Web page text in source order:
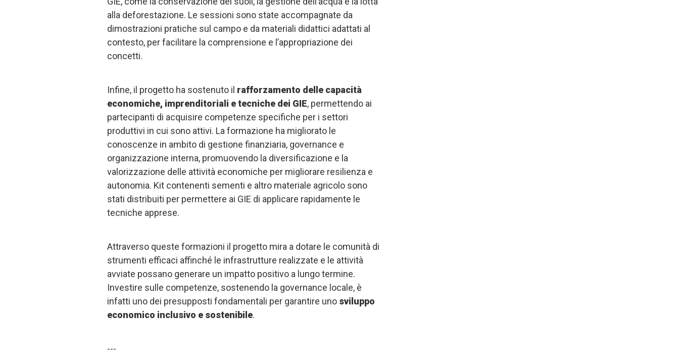
alla deforestazione. Le sessioni sono state accompagnate da
dimostrazioni pratiche sul campo e da materiali didattici adattati al
contesto, per facilitare la comprensione e l’appropriazione dei
concetti.
Infine, il progetto ha sostenuto il rafforzamento delle capacità
economiche, imprenditoriali e tecniche dei GIE, permettendo ai
partecipanti di acquisire competenze specifiche per i settori
produttivi in cui sono attivi. La formazione ha migliorato le
conoscenze in ambito di gestione finanziaria, governance e
organizzazione interna, promuovendo la diversificazione e la
valorizzazione delle attività economiche per migliorare resilienza e
autonomia. Kit contenenti sementi e altro materiale agricolo sono
stati distribuiti per permettere ai GIE di applicare rapidamente le
tecniche apprese.
Attraverso queste formazioni il progetto mira a dotare le comunità di
strumenti efficaci affinché le infrastrutture realizzate e le attività
avviate possano generare un impatto positivo a lungo termine.
Investire sulle competenze, sostenendo la governance locale, è
infatti uno dei presupposti fondamentali per garantire uno sviluppo
economico inclusivo e sostenibile.
---